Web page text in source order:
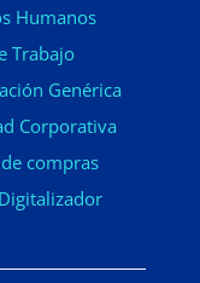
Humanos
Trabajo
Genérica
Corporativa
compras